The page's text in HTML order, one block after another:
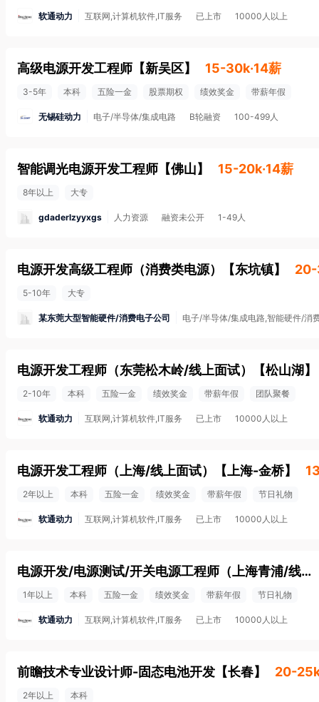
软通动力 互联网,计算机软件,IT服务 已上市 10000人以上
高级电源开发工程师 【新吴区】 15-30k·14薪
3-5年 本科 五险一金 股票期权 绩效奖金 带薪年假
无锡硅动力 电子/半导体/集成电路 B轮融资 100-499人
智能调光电源开发工程师 【佛山】 15-20k·14薪
8年以上 大专
gdaderlzyyxgs 人力资源 融资未公开 1-49人
电源开发高级工程师（消费类电源） 【东坑镇】 20-
5-10年 大专
某东莞大型智能硬件/消费电子公司 电子/半导体/集成电路,智能硬件/消
电源开发工程师（东莞松木岭/线上面试） 【松山湖 】
2-10年 本科 五险一金 绩效奖金 带薪年假 团队聚餐
软通动力 互联网,计算机软件,IT服务 已上市 10000人以上
电源开发工程师（上海/线上面试） 【 上海-金桥】
2年以上 本科 五险一金 绩效奖金 带薪年假 节日礼物
软通动力 互联网,计算机软件,IT服务 已上市 10000人以上
电源开发/电源测试/开关电源工程师（上海青浦/线上面试）
1年以上 本科 五险一金 绩效奖金 带薪年假 节日礼物
软通动力 互联网,计算机软件,IT服务 已上市 10000人以上
前瞻技术专业设计师-固态电池开发 【长春】 20-
2年以上 本科